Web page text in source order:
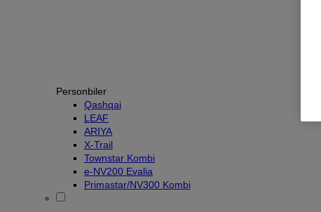
Personbiler
Qashqai
LEAF
ARIYA
X-Trail
Townstar Kombi
e-NV200 Evalia
Primastar/NV300 Kombi